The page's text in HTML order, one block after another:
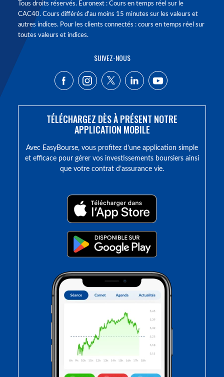
Tous droits réservés. Euronext : Cours en temps réel sur le
CAC40. Cours différés d'au moins 15 minutes sur les valeurs et
autres indices. Pour les clients connectés : cours en temps réel sur
toutes valeurs et indices.
SUIVEZ-NOUS
TÉLÉCHARGEZ DÈS À PRÉSENT NOTRE
APPLICATION MOBILE
Avec EasyBourse, vous profitez d’une application simple
et efficace pour gérer vos investissements boursiers ainsi
que votre contrat d’assurance vie.